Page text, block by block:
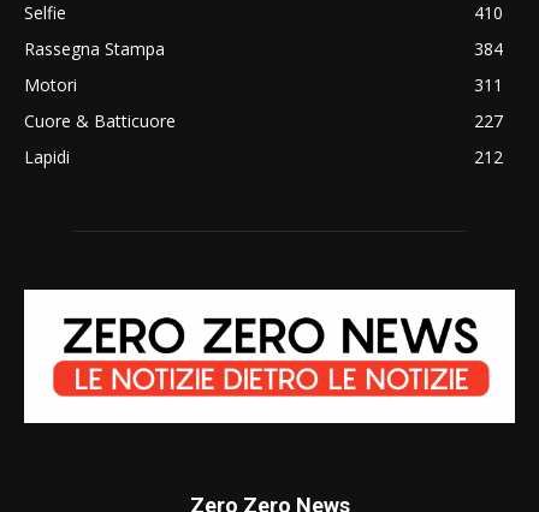
Selfie
410
Rassegna Stampa
384
Motori
311
Cuore & Batticuore
227
Lapidi
212
Zero Zero News